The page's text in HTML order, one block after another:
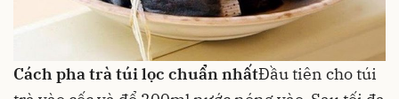
Cách pha trà túi lọc chuẩn nhấtĐầu tiên cho túi